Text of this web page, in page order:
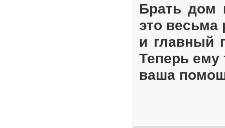
Брать дом
это весьма
и главный
Теперь ему
ваша